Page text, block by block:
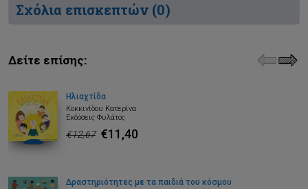
Σχόλια επισκεπτών (0)
Δείτε επίσης:
Ηλιαχτίδα
Κοκκινίδου Κατερίνα
Εκδόσεις Φυλάτος
€12,67 €11,40
Δραστηριότητες με τα παιδιά του κόσμου